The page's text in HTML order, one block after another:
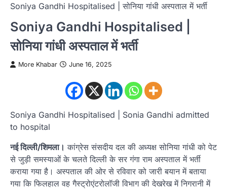
Soniya Gandhi Hospitalised | सोनिया गांधी अस्पताल में भर्ती
Soniya Gandhi Hospitalised |
सोनिया गांधी अस्पताल में भर्ती
More Khabar June 16, 2025
Soniya Gandhi Hospitalised | Sonia Gandhi admitted
to hospital
नई दिल्ली/शिमला। कांग्रेस संसदीय दल की अध्यक्ष सोनिया गांधी को पेट
से जुड़ी समस्याओं के चलते दिल्ली के सर गंगा राम अस्पताल में भर्ती
कराया गया है। अस्पताल की ओर से रविवार को जारी बयान में बताया
गया कि फिलहाल वह गैस्ट्रोएंटरोलॉजी विभाग की देखरेख में निगरानी में